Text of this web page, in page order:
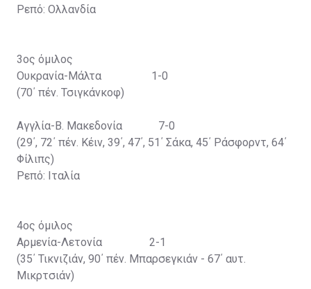
Ρεπό: Ολλανδία
3ος όμιλος
Ουκρανία-Μάλτα 1-0
(70΄ πέν. Τσιγκάνκοφ)
Αγγλία-Β. Μακεδονία 7-0
(29΄, 72΄ πέν. Κέιν, 39΄, 47΄, 51΄ Σάκα, 45΄ Ράσφορντ, 64΄
Φίλιπς)
Ρεπό: Ιταλία
4ος όμιλος
Αρμενία-Λετονία 2-1
(35΄ Τικνιζιάν, 90΄ πέν. Μπαρσεγκιάν - 67΄ αυτ.
Μικρτσιάν)